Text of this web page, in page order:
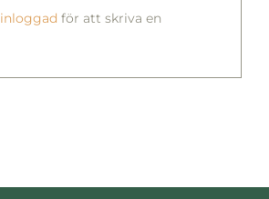
inloggad för att skriva en